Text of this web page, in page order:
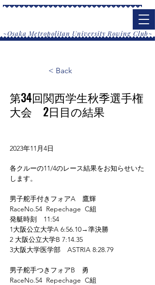
​~Osaka Metropolitan University Rowing Club~
< Back
第34回関西学生秋季選手権
大会 2日目の結果
2023年11月4日
各クルーの11/4のレース結果をお知らせいた
します。
男子舵手付きフォアA　鷹輝
RaceNo.54  Repechage  C組
発艇時刻　11:54
1大阪公立大学A 6:56.10→準決勝
2 大阪公立大学B 7:14.35
3大阪大学医学部　ASTRIA 8:28.79
男子舵手つきフォアB　勇
RaceNo.54  Repechage  C組